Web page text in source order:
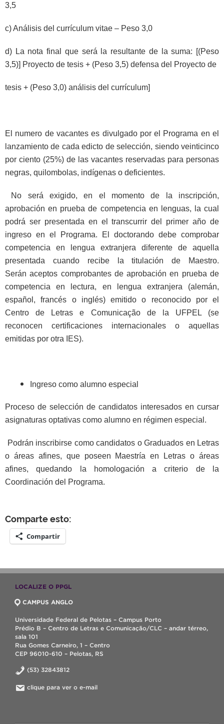
3,5
c) Análisis del currículum vitae – Peso 3,0
d) La nota final que será la resultante de la suma: [(Peso
3,5)] Proyecto de tesis + (Peso 3,5) defensa del Proyecto de
tesis + (Peso 3,0) análisis del currículum]
El numero de vacantes es divulgado por el Programa en el
lanzamiento de cada edicto de selección, siendo veinticinco
por ciento (25%) de las vacantes reservadas para personas
negras, quilombolas, indígenas o deficientes.
No será exigido, en el momento de la inscripción,
aprobación en prueba de competencia en lenguas, la cual
podrá ser presentada en el transcurrir del primer año de
ingreso en el Programa. El doctorando debe comprobar
competencia en lengua extranjera diferente de aquella
presentada cuando recibe la titulación de Maestro.
Seránaceptos comprobantes de aprobación en prueba de
competencia en lectura, en lengua extranjera (alemán,
español, francés o inglés) emitido o reconocido por el
Centro de Letras e Comunicação de la UFPEL (se
reconocen certificaciones internacionales o aquellas
emitidas por otra IES).
Ingreso como alumno especial
Proceso de selección de candidatos interesados en cursar
asignaturas optativas como alumno en régimen especial.
Podrán inscribirse como candidatos o Graduados en Letras
o áreas afines, que poseen Maestría en Letras o áreas
afines, quedando la homologación a criterio de la
Coordinación del Programa.
Comparte esto:
Compartir
LOCALIZE O PPGL
CAMPUS ANGLO
Universidade Federal de Pelotas – Campus Porto
Prédio B – Centro de Letras e Comunicação/CLC – andar térreo,
sala 101
Rua Gomes Carneiro, 1 – Centro
CEP 96010-610 – Pelotas, RS
(53) 32843812
clique para ver o e-mail